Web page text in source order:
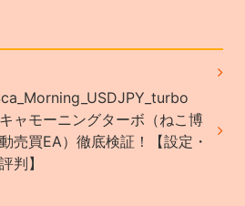
ャモーニングターボ（ねこ博
売買EA）徹底検証！【設定・
判】